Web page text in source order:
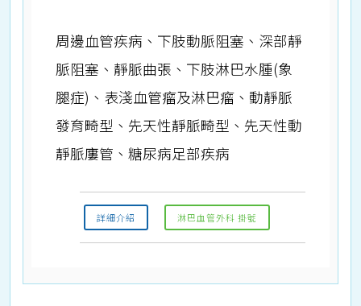
周邊血管疾病、下肢動脈阻塞、深部靜
脈阻塞、靜脈曲張、下肢淋巴水腫(象
腿症)、表淺血管瘤及淋巴瘤、動靜脈
發育畸型、先天性靜脈畸型、先天性動
靜脈廔管、糖尿病足部疾病
詳細介紹 淋巴血管外科 掛號